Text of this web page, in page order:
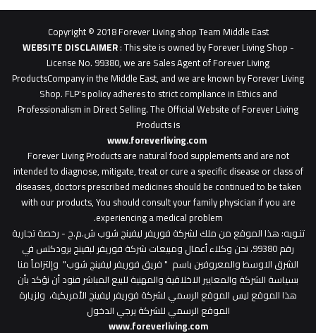
Copyright © 2018 Forever Living shop Team Middle East
WEBSITE DISCLAIMER: This site is owned by Forever Living Shop -
License No. 99380, we are Sales Agent of Forever Living
ProductsCompany in the Middle East, and we are known by Forever Living
Shop. FLP's policy adheres to strict compliance in Ethics and
Professionalism in Direct Selling. The Official Website of Forever Living
Products is
www.foreverliving.com
Forever Living Products are natural food supplements and are not
intended to diagnose, mitigate, treat or cure a specific disease or class of
diseases, doctors prescribed medicines should be continued to be taken
with our products, You should consult your family physician if you are
experiencing a medical problem.
تنـويه: هذا الموقع من ملك لشركة فوريفر ليفينج شوب ش.م.ح - رخصة تجارية
رقم 99380، نحن وكلاء أعمال ومبيعات شركة فوريفر لبفينج برودكتس في
الشرق الاوسط والمعروفين باسم " فريق فوريفر ليفينج شوب" وإلتزاماً منا
بسياسة الشركة والمعايير الاخلاقية والمهنية للبيع المباشر فنود أن نؤكد بأن
هذا الموقع ليس الموقع الرسمي لشركة فوريفر ليفينج الأمريكية، ولزيارة
الموقع الرسمي للشركة يرجي الدخول
www.foreverliving.com